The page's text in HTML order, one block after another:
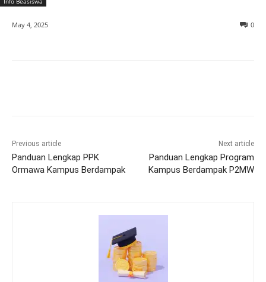
0
May 4, 2025
Previous article
Panduan Lengkap PPK
Ormawa Kampus Berdampak
Next article
Panduan Lengkap Program
Kampus Berdampak P2MW